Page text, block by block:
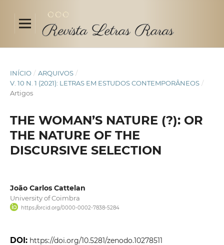
INÍCIO / ARQUIVOS /
V. 10 N. 1 (2021): LETRAS EM ESTUDOS CONTEMPORÂNEOS /
Artigos
THE WOMAN’S NATURE (?): OR
THE NATURE OF THE
DISCURSIVE SELECTION
João Carlos Cattelan
University of Coimbra
https://orcid.org/0000-0002-7838-5284
DOI: https://doi.org/10.5281/zenodo.10278511